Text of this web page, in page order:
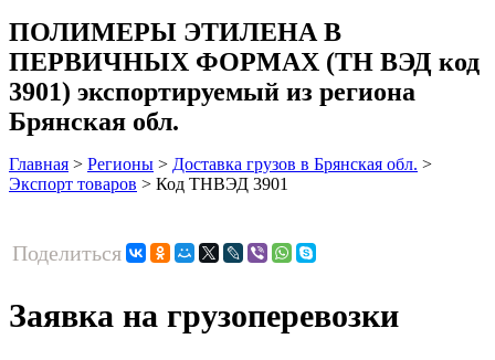
ПОЛИМЕРЫ ЭТИЛЕНА В
ПЕРВИЧНЫХ ФОРМАХ (ТН ВЭД код
3901) экспортируемый из региона
Брянская обл.
Главная > Регионы > Доставка грузов в Брянская обл. >
Экспорт товаров > Код ТНВЭД 3901
Поделиться
Заявка на грузоперевозки